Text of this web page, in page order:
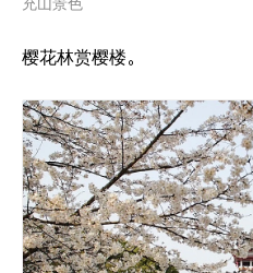
樱花林赏樱楼。